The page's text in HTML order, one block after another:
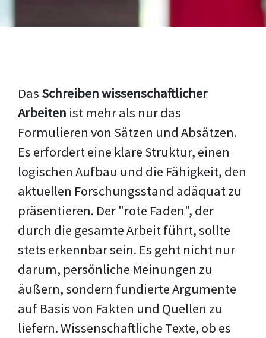
Das Schreiben wissenschaftlicher
Arbeiten ist mehr als nur das
Formulieren von Sätzen und Absätzen.
Es erfordert eine klare Struktur, einen
logischen Aufbau und die Fähigkeit, den
aktuellen Forschungsstand adäquat zu
präsentieren. Der "rote Faden", der
durch die gesamte Arbeit führt, sollte
stets erkennbar sein. Es geht nicht nur
darum, persönliche Meinungen zu
äußern, sondern fundierte Argumente
auf Basis von Fakten und Quellen zu
liefern. Wissenschaftliche Texte, ob es